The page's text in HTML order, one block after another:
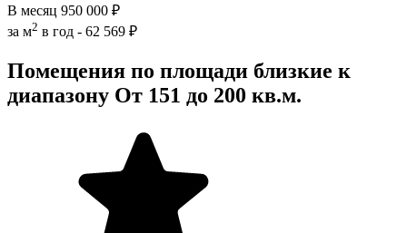
В месяц 950 000 ₽
за м2 в год - 62 569 ₽
Помещения по площади близкие к
диапазону От 151 до 200 кв.м.